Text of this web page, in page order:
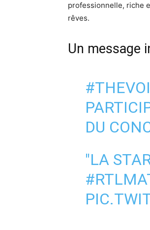
professionnelle, riche
rêves.
Un message
DU
"LA